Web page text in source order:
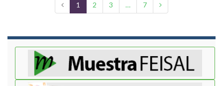
1 2 3 … 7